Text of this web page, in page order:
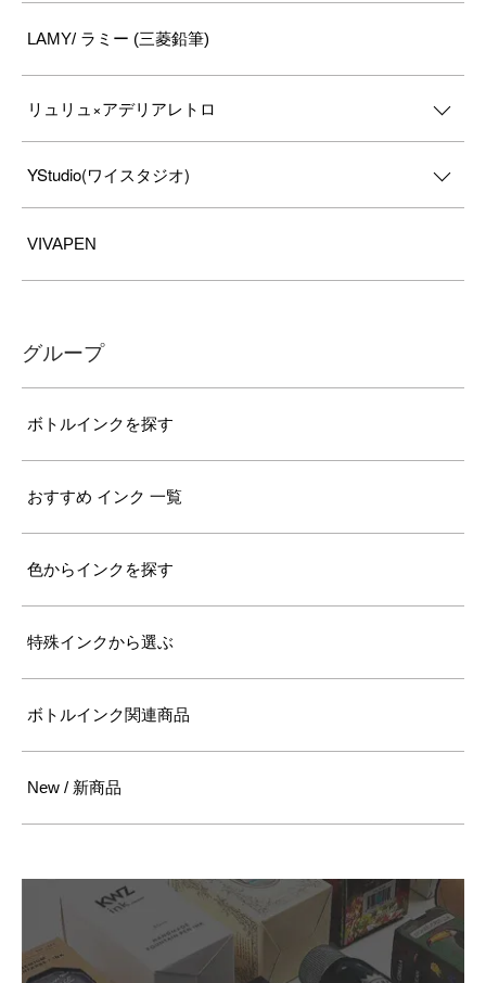
LAMY/ ラミー (三菱鉛筆)
リュリュ×アデリアレトロ
YStudio(ワイスタジオ)
VIVAPEN
グループ
ボトルインクを探す
おすすめ インク 一覧
色からインクを探す
特殊インクから選ぶ
ボトルインク関連商品
New / 新商品